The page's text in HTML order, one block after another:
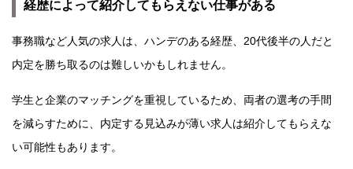
経歴によって紹介してもらえない仕事がある
事務職など人気の求人は、ハンデのある経歴、20代後半の人だと
内定を勝ち取るのは難しいかもしれません。
学生と企業のマッチングを重視しているため、両者の選考の手間
を減らすために、内定する見込みが薄い求人は紹介してもらえな
い可能性もあります。